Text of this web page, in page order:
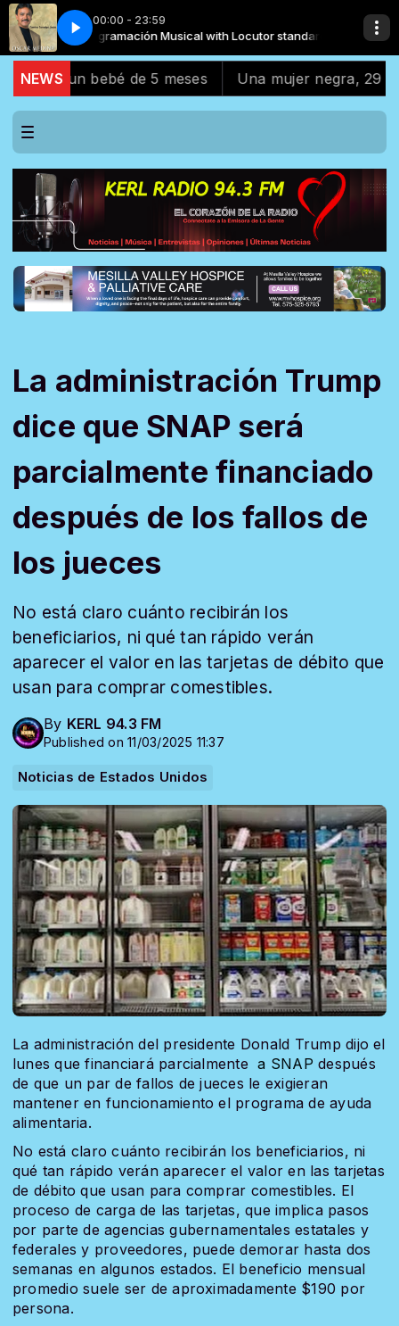
00:00 - 23:59
Programación Musical with Locutor standard
Oscar Medina - Madrecita Oscar
NEWS
bebé de 5 meses Una mujer negra, 29 años, fue
La administración Trump
dice que SNAP será
parcialmente financiado
después de los fallos de
los jueces
No está claro cuánto recibirán los
beneficiarios, ni qué tan rápido verán
aparecer el valor en las tarjetas de débito que
usan para comprar comestibles.
By KERL 94.3 FM
Published on 11/03/2025 11:37
Noticias de Estados Unidos
La administración del presidente Donald Trump dijo el
lunes que financiará parcialmente a SNAP después
de que un par de fallos de jueces le exigieran
mantener en funcionamiento el programa de ayuda
alimentaria.
No está claro cuánto recibirán los beneficiarios, ni
qué tan rápido verán aparecer el valor en las tarjetas
de débito que usan para comprar comestibles. El
proceso de carga de las tarjetas, que implica pasos
por parte de agencias gubernamentales estatales y
federales y proveedores, puede demorar hasta dos
semanas en algunos estados. El beneficio mensual
promedio suele ser de aproximadamente $190 por
persona.